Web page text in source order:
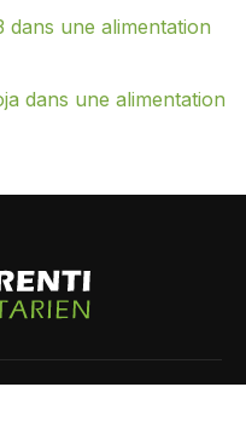
dans une alimentation
dans une alimentation